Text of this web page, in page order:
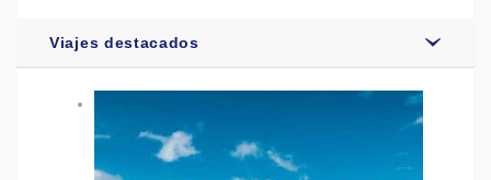
Viajes destacados